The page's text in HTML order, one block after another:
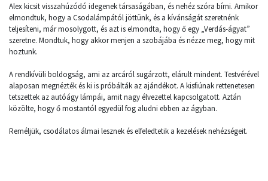
Alex kicsit visszahúzódó idegenek társaságában, és nehéz szóra bírni. Amikor
elmondtuk, hogy a Csodalámpától jöttünk, és a kívánságát szeretnénk
teljesíteni, már mosolygott, és azt is elmondta, hogy ő egy „Verdás-ágyat”
szeretne. Mondtuk, hogy akkor menjen a szobájába és nézze meg, hogy mit
hoztunk.
A rendkívüli boldogság, ami az arcáról sugárzott, elárult mindent. Testvérével
alaposan megnézték és ki is próbálták az ajándékot. A kisfiúnak rettenetesen
tetszettek az autóágy lámpái, amit nagy élvezettel kapcsolgatott. Aztán
közölte, hogy ő mostantól egyedül fog aludni ebben az ágyban.
Reméljük, csodálatos álmai lesznek és elfeledtetik a kezelések nehézségeit.